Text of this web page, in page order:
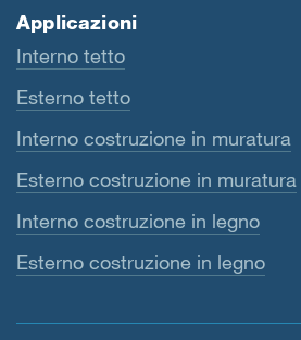
Applicazioni
Interno tetto
Esterno tetto
Interno costruzione in muratura
Esterno costruzione in muratura
Interno costruzione in legno
Esterno costruzione in legno